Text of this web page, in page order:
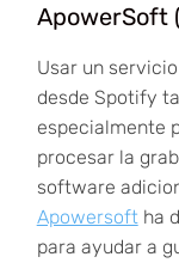
ApowerSoft
Usar un
desde Spotify
especialmente
procesar la
software
Apowersoftha
para ayudar a